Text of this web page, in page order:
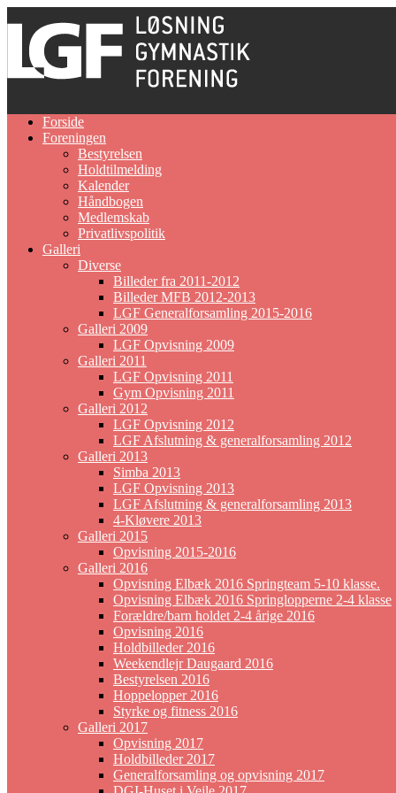
indhold
Forside
Foreningen
Bestyrelsen
Holdtilmelding
Kalender
Håndbogen
Medlemskab
Privatlivspolitik
Galleri
Diverse
Billeder fra 2011-2012
Billeder MFB 2012-2013
LGF Generalforsamling 2015-2016
Galleri 2009
LGF Opvisning 2009
Galleri 2011
LGF Opvisning 2011
Gym Opvisning 2011
Galleri 2012
LGF Opvisning 2012
LGF Afslutning & generalforsamling 2012
Galleri 2013
Simba 2013
LGF Opvisning 2013
LGF Afslutning & generalforsamling 2013
4-Kløvere 2013
Galleri 2015
Opvisning 2015-2016
Galleri 2016
Opvisning Elbæk 2016 Springteam 5-10 klasse.
Opvisning Elbæk 2016 Springlopperne 2-4 klasse
Forældre/barn holdet 2-4 årige 2016
Opvisning 2016
Holdbilleder 2016
Weekendlejr Daugaard 2016
Bestyrelsen 2016
Hoppelopper 2016
Styrke og fitness 2016
Galleri 2017
Opvisning 2017
Holdbilleder 2017
Generalforsamling og opvisning 2017